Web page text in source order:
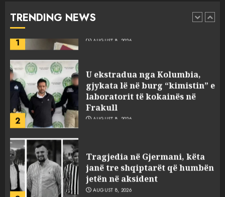
TRENDING NEWS
1 AUGUST 8, 2026
2
laboratorit të kokainës në
Frakull
AUGUST 8, 2026
3
jetën në aksident
AUGUST 8, 2026